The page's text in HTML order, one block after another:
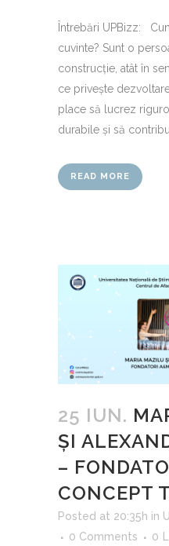
Întrebări UPBizz:
cuvinte? Sunt o
construcție, atât în
ce privește
place să lucrez
durabile și să
READ MORE
25 IUN.
ȘI
–
CONCEPT
Posted at 20:35h in
0 Comments
0